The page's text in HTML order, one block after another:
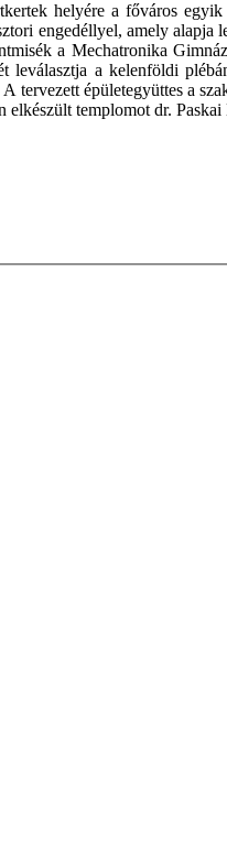
helyére a főváros
engedéllyel, amely alapja
a Mechatronika
leválasztja a kelenföldi
tervezett épületegyüttes a
elkészült templomot dr.